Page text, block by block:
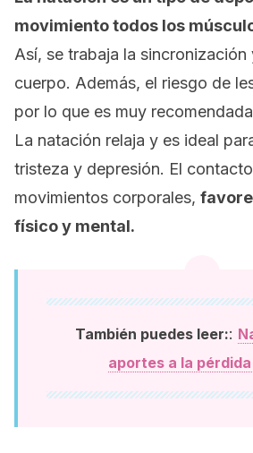
movimiento todos los
Así, se trabaja la
cuerpo. Además, el riesgo de
por lo que es muy
La natación relaja y es ideal
tristeza y depresión. El
movimientos corporales,
físico y mental.
También puedes leer::
aportes a la